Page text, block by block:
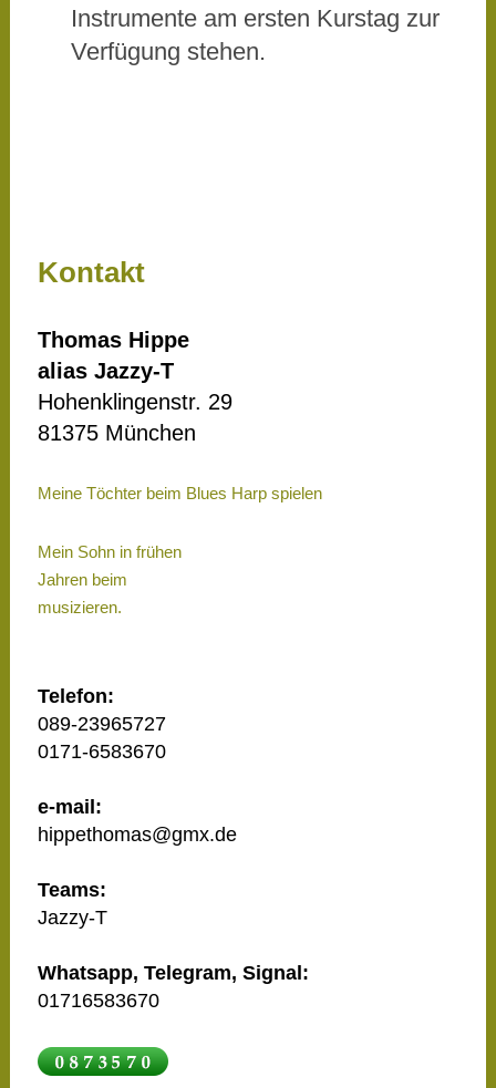
Instrumente am ersten Kurstag zur
Verfügung stehen.
Kontakt
Thomas Hippe
alias Jazzy-T
Hohenklingenstr. 29
81375 München
Meine Töchter beim Blues Harp spielen
Mein Sohn in frühen
Jahren beim
musizieren.
Telefon:
089-23965727
0171-6583670
e-mail:
hippethomas@gmx.de
Teams:
Jazzy-T
Whatsapp, Telegram, Signal:
01716583670